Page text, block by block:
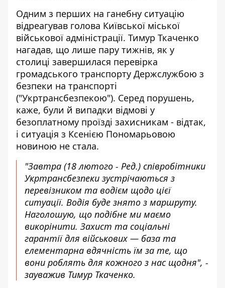
Одним з перших на ганебну ситуацію
відреагував голова Київської міської
військової адміністрації. Тимур Ткаченко
нагадав, що лише пару тижнів, як у
столиці завершилася перевірка
громадського транспорту Держслужбою з
безпеки на транспорті
("Укртрансбезпекою"). Серед порушень,
каже, були й випадки відмові у
безоплатному проїзді захисникам - відтак,
і ситуація з Ксенією Пономарьовою
новиною не стала.
"Завтра (18 лютого - Ред.) співробітники
Укртрансбезпеки зустрічаються з
перевізником та водієм щодо цієї
ситуації. Водія буде знято з маршруту.
Наголошую, що подібне ми маємо
викорінити. Захист та соціальні
гарантії для військових — база та
елементарна вдячність їм за те, що
вони роблять для кожного з нас щодня", -
зауважив Тимур Ткаченко.